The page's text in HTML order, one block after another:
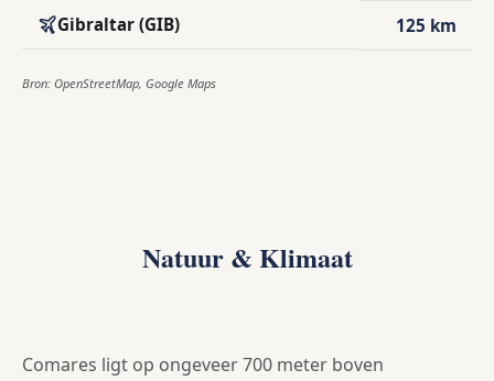
Gibraltar (GIB) 125 km
Bron: OpenStreetMap, Google Maps
Natuur & Klimaat
Comares ligt op ongeveer 700 meter boven